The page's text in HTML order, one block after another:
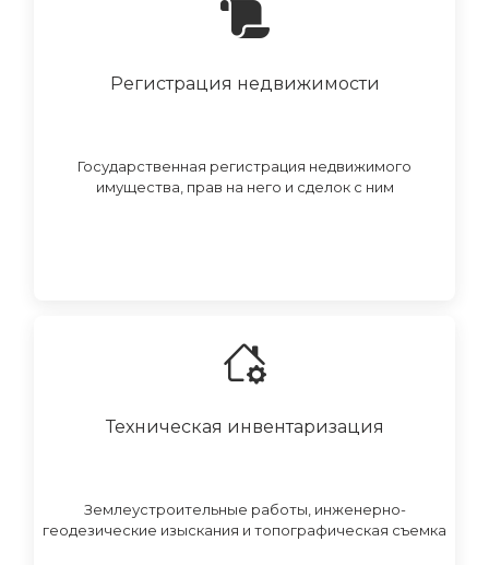
Регистрация недвижимости
Государственная регистрация недвижимого
имущества, прав на него и сделок с ним
Техническая инвентаризация
Землеустроительные работы, инженерно-
геодезические изыскания и топографическая съемка